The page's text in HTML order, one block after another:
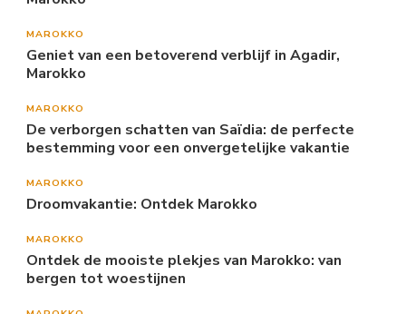
MAROKKO
Geniet van een betoverend verblijf in Agadir,
Marokko
MAROKKO
De verborgen schatten van Saïdia: de perfecte
bestemming voor een onvergetelijke vakantie
MAROKKO
Droomvakantie: Ontdek Marokko
MAROKKO
Ontdek de mooiste plekjes van Marokko: van
bergen tot woestijnen